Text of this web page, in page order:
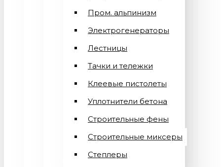
Пром. альпинизм
Электрогенераторы
Лестницы
Тачки и тележки
Клеевые пистолеты
Уплотнители бетона
Строительные фены
Строительные миксеры
Степлеры